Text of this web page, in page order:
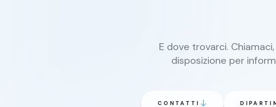
E dove trovarci.
disposizione per
CONTATTI